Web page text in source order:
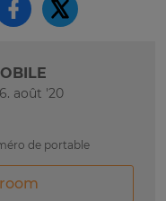
août '20
de portable